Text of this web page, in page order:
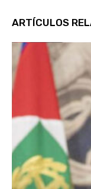
ARTÍCULOS